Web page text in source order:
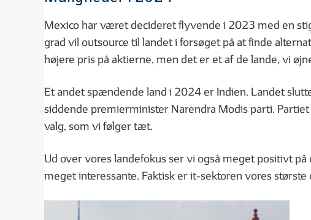
Mexico har været decideret flyvende i 2023 med en
grad vil outsource til landet i forsøget på at finde
højere pris på aktierne, men det er et af de lande, vi
Et andet spændende land i 2024 er Indien. Landet
siddende premierminister Narendra Modis parti.
valg, som vi følger tæt.
Ud over vores landefokus ser vi også meget positivt
meget interessante. Faktisk er it-sektoren vores